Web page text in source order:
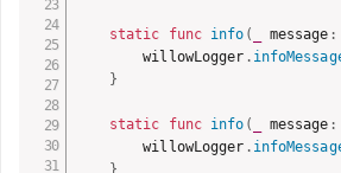
static func info ( message :
        willowLogger
.
}
static func info ( message :
        willowLogger
.